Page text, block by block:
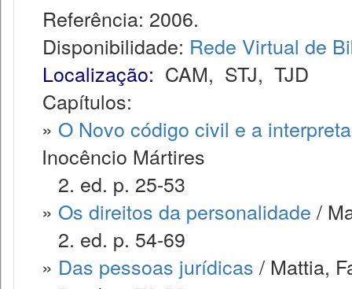
Referência: 2006.
Disponibilidade: Rede Virtual de
Localização: CAM, STJ, TJD
Capítulos:
» O Novo código civil e a
Inocêncio Mártires
2. ed. p. 25-53
» Os direitos da personalidade /
2. ed. p. 54-69
» Das pessoas jurídicas / Mattia,